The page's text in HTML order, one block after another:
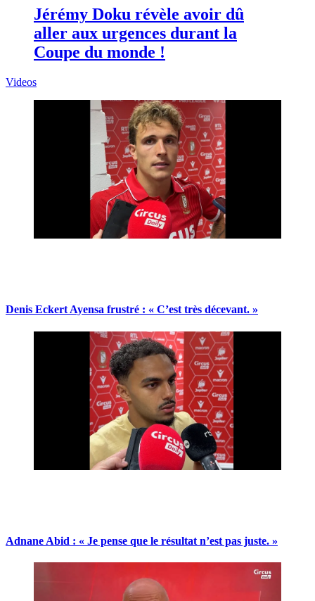
Jérémy Doku révèle avoir dû
aller aux urgences durant la
Coupe du monde !
Videos
Denis Eckert Ayensa frustré : « C’est très décevant. »
Adnane Abid : « Je pense que le résultat n’est pas juste. »